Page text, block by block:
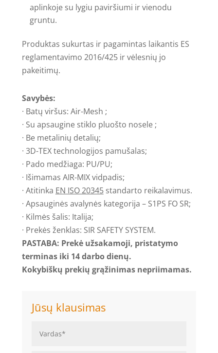
aplinkoje su lygiu paviršiumi ir vienodu
gruntu.
Produktas sukurtas ir pagamintas laikantis ES
reglamentavimo 2016/425 ir vėlesnių jo
pakeitimų.
Savybės:
· Batų viršus: Air-Mesh ;
· Su apsaugine stiklo pluošto nosele ;
· Be metalinių detalių;
· 3D-TEX technologijos pamušalas;
· Pado medžiaga: PU/PU;
· Išimamas AIR-MIX vidpadis;
· Atitinka EN ISO 20345standarto reikalavimus.
· Apsauginės avalynės kategorija – S1PS FO SR;
· Kilmės šalis: Italija;
· Prekės ženklas: SIR SAFETY SYSTEM.
PASTABA: Prekė užsakamoji, pristatymo
terminas iki 14 darbo dienų.
Kokybiškų prekių grąžinimas nepriimamas.
Jūsų klausimas